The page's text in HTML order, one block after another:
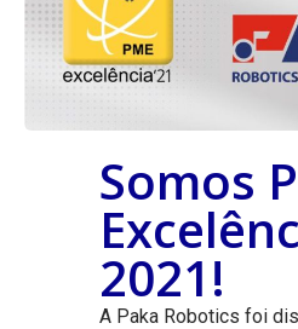
Somos
2021!
A Paka Robotics foi